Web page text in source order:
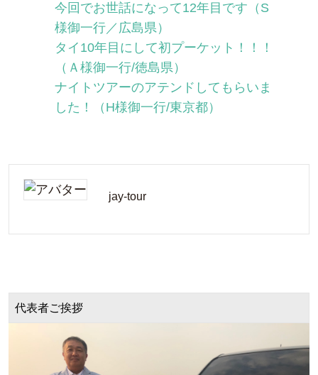
今回でお世話になって12年目です（S
様御一行／広島県）
タイ10年目にして初プーケット！！！
（Ａ様御一行/徳島県）
ナイトツアーのアテンドしてもらいま
した！（H様御一行/東京都）
jay-tour
代表者ご挨拶